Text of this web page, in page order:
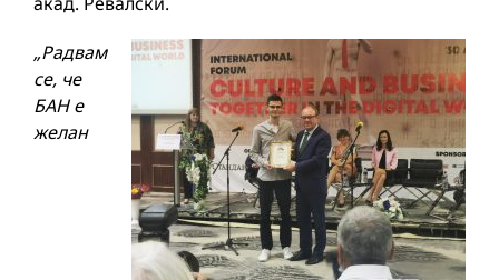
„Радвам
се, че
БАН е
желан